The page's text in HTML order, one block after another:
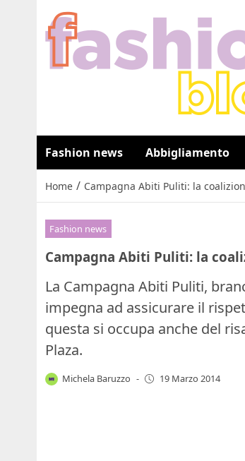
Fashion news Abbigliamento
Home / Campagna Abiti Puliti: la
Fashion news
Campagna Abiti Puliti: la
La Campagna Abiti Puliti,
impegna ad assicurare il
questa si occupa anche del
Plaza.
Michela Baruzzo - 19 Marzo 2014